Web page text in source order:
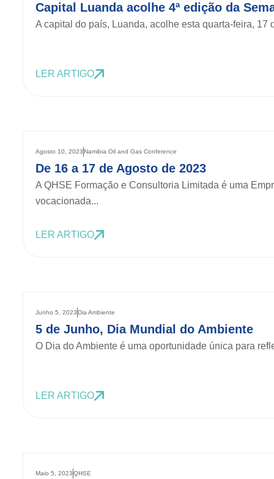
Capital Luanda acolhe 4ª edição da
A capital do país, Luanda, acolhe esta quarta-feira, 17
LER ARTIGO
Agosto 10, 2023 Namibia Oil and Gas Conference
De 16 a 17 de Agosto de 2023
A QHSE Formação e Consultoria Limitada é uma
vocacionada...
LER ARTIGO
Junho 5, 2023 Dia Ambiente
5 de Junho, Dia Mundial do Ambiente
O Dia do Ambiente é uma oportunidade única para
LER ARTIGO
Maio 5, 2023QHSE